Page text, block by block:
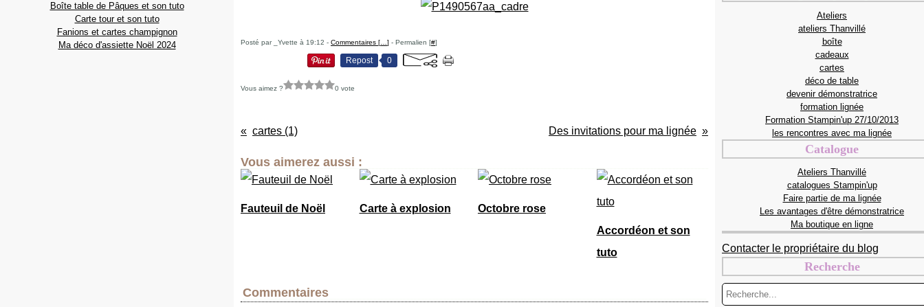
Boîte table de Pâques et son tuto
Carte tour et son tuto
Fanions et cartes champignon
Ma déco d'assiette Noël 2024
Posté par _Yvette à 19:12 - Commentaires [ ] - Permalien [#]
Repost 0
Vous aimez ? 0 vote
cartes (1) Des invitations pour ma lignée
Vous aimerez aussi :
Fauteuil de Noël Carte à explosion
Octobre rose
Accordéon et son
tuto
Commentaires
Ateliers
ateliers Thanvillé
boîte
cadeaux
cartes
déco de table
devenir démonstratrice
formation lignée
Formation Stampin'up 27/10/2013
les rencontres avec ma lignée
Catalogue
Ateliers Thanvillé
catalogues Stampin'up
Faire partie de ma lignée
Les avantages d'être démonstratrice
Ma boutique en ligne
Contacter le propriétaire du blog
Recherche